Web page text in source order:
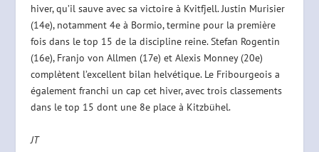
hiver, qu’il sauve avec sa victoire à Kvitfjell. Justin Murisier
(14e), notamment 4e à Bormio, termine pour la première
fois dans le top 15 de la discipline reine. Stefan Rogentin
(16e), Franjo von Allmen (17e) et Alexis Monney (20e)
complètent l’excellent bilan helvétique. Le Fribourgeois a
également franchi un cap cet hiver, avec trois classements
dans le top 15 dont une 8e place à Kitzbühel.
JT